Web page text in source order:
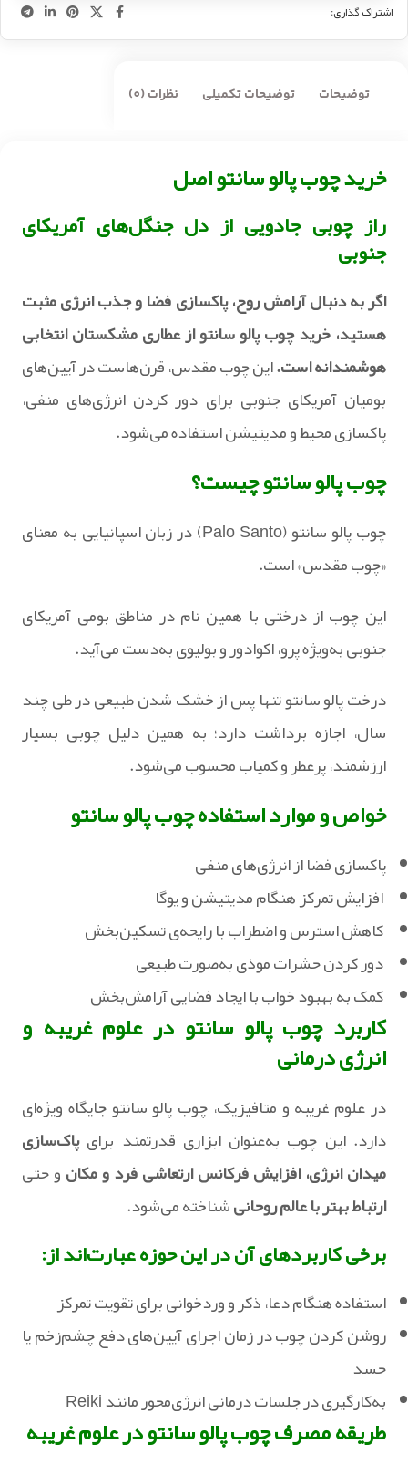
اشتراک گذاری:
توضیحات توضیحات تکمیلی نظرات (0)
‏خرید چوب پالو سانتو اصل
راز چوبی جادویی از دل جنگل‌های آمریکای
جنوبی
اگر به دنبال آرامش روح، پاکسازی فضا و جذب انرژی مثبت
هستید، خرید چوب پالو سانتو از عطاری مشکستان انتخابی
هوشمندانه است.این چوب مقدس، قرن‌هاست در آیین‌های
بومیان آمریکای جنوبی برای دور کردن انرژی‌های منفی،
پاکسازی محیط و مدیتیشن استفاده می‌شود.
چوب پالو سانتو چیست؟
چوب پالو سانتو (Palo Santo) در زبان اسپانیایی به معنای
«چوب مقدس» است.
این چوب از درختی با همین نام در مناطق بومی آمریکای
جنوبی به‌ویژه پرو، اکوادور و بولیوی به‌دست می‌آید.
درخت پالو سانتو تنها پس از خشک شدن طبیعی در طی چند
سال، اجازه برداشت دارد؛ به همین دلیل چوبی بسیار
ارزشمند، پرعطر و کمیاب محسوب می‌شود.
خواص و موارد استفاده چوب پالو سانتو
‏پاکسازی فضا از انرژی‌های منفی
‏ افزایش تمرکز هنگام مدیتیشن و یوگا
‏ کاهش استرس و اضطراب با رایحه‌ی تسکین‌بخش
‏ دور کردن حشرات موذی به‌صورت طبیعی
‏ کمک به بهبود خواب با ایجاد فضایی آرامش‌بخش
کاربرد چوب پالو سانتو در علوم غریبه و
انرژی درمانی
در علوم غریبه و متافیزیک، چوب پالو سانتو جایگاه ویژه‌ای
دارد. این چوب به‌عنوان ابزاری قدرتمند برایپاک‌سازی
میدان انرژی، افزایش فرکانس ارتعاشی فرد و مکانو حتی
ارتباط بهتر با عالم روحانیشناخته می‌شود.
برخی کاربردهای آن در این حوزه عبارت‌اند از:‏
استفاده هنگام دعا، ذکر و وردخوانی برای تقویت تمرکز
روشن کردن چوب در زمان اجرای آیین‌های دفع چشم‌زخم یا
حسد
‏به‌کارگیری در جلسات درمانی انرژی‌محور مانند Reiki
طریقه مصرف چوب پالو سانتو در علوم غریبه